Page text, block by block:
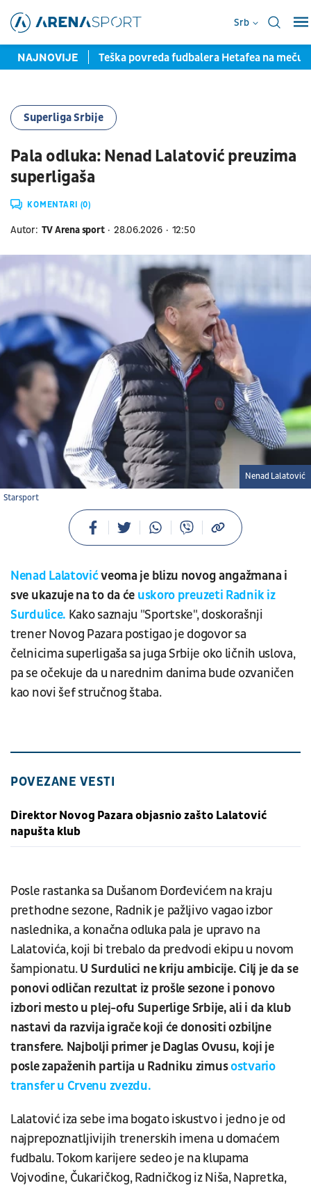
Srb
NAJNOVIJE
pred potpisom Teška povreda fudbalera Hetafea na meču
Superliga Srbije
Pala odluka: Nenad Lalatović preuzima
superligaša
KOMENTARI (0)
Autor: TV Arena sport 28.06.2026 12:50
Starsport
Nenad Lalatović
Nenad Lalatovićveoma je blizu novog angažmana i
sve ukazuje na to da će uskoro preuzeti Radnik iz
Surdulice. Kako saznaju "Sportske", doskorašnji
trener Novog Pazara postigao je dogovor sa
čelnicima superligaša sa juga Srbije oko ličnih uslova,
pa se očekuje da u narednim danima bude ozvaničen
kao novi šef stručnog štaba.
POVEZANE VESTI
Direktor Novog Pazara objasnio zašto Lalatović
napušta klub
Posle rastanka sa Dušanom Đorđevićem na kraju
prethodne sezone, Radnik je pažljivo vagao izbor
naslednika, a konačna odluka pala je upravo na
Lalatovića, koji bi trebalo da predvodi ekipu u novom
šampionatu.U Surdulici ne kriju ambicije. Cilj je da se
ponovi odličan rezultat iz prošle sezone i ponovo
izbori mesto u plej-ofu Superlige Srbije, ali i da klub
nastavi da razvija igrače koji će donositi ozbiljne
transfere. Najbolji primer je Daglas Ovusu, koji je
posle zapaženih partija u Radniku zimusostvario
transfer u Crvenu zvezdu.
Lalatović iza sebe ima bogato iskustvo i jedno je od
najprepoznatljivijih trenerskih imena u domaćem
fudbalu. Tokom karijere sedeo je na klupama
Vojvodine, Čukaričkog, Radničkog iz Niša, Napretka,